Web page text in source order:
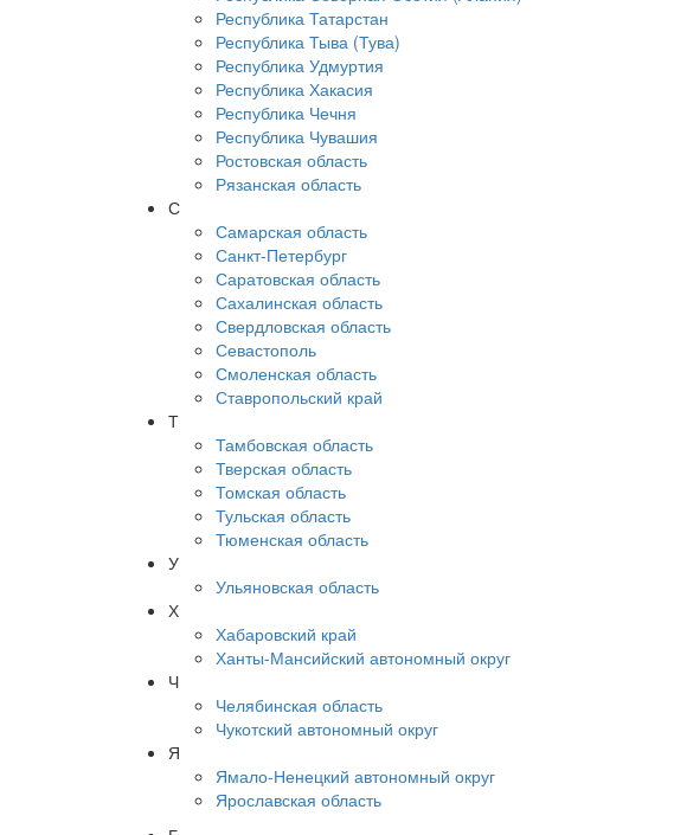
Республика Татарстан
Республика Тыва (Тува)
Республика Удмуртия
Республика Хакасия
Республика Чечня
Республика Чувашия
Ростовская область
Рязанская область
С
Самарская область
Санкт-Петербург
Саратовская область
Сахалинская область
Свердловская область
Севастополь
Смоленская область
Ставропольский край
Т
Тамбовская область
Тверская область
Томская область
Тульская область
Тюменская область
У
Ульяновская область
Х
Хабаровский край
Ханты-Мансийский автономный округ
Ч
Челябинская область
Чукотский автономный округ
Я
Ямало-Ненецкий автономный округ
Ярославская область